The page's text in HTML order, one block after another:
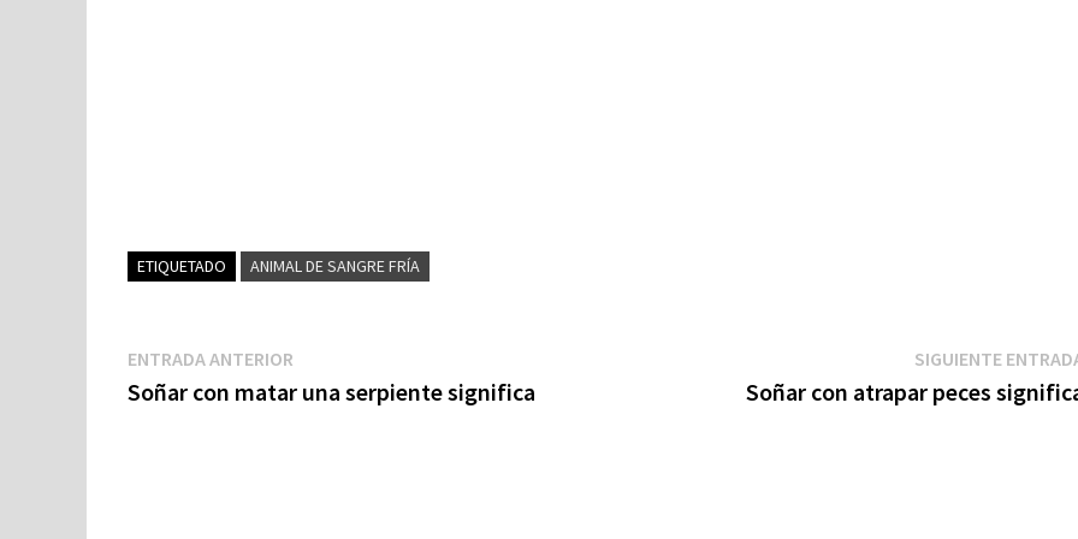
ETIQUETADO ANIMAL DE SANGRE FRÍA
Navegación
de
ENTRADA ANTERIOR
anterior:
Soñar con matar una serpiente significa
SIGUIENTE
Soñar con atrapar peces